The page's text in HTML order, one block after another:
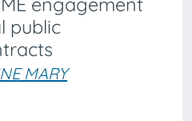
public
MARY